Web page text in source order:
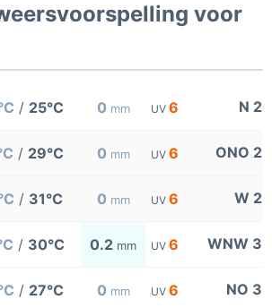
voor
/ 25°C 0 mm UV 6 N 2
/ 29°C 0 mm UV 6 ONO 2
/ 31°C 0 mm UV 6 W 2
/ 30°C 0.2 mm UV 6 WNW 3
/ 27°C 0 mm UV 6 NO 3